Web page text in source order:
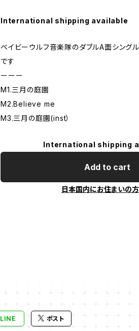
International shipping available
ベイビーウルフ音楽隊のダブルA面シング
です
ーーー
M1.三月の庭園
M2.Believe me
M3.三月の庭園(inst）
International shipping
Add to cart
日本国内にお住まいの
LINE ポスト